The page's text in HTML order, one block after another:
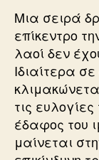
Μια σειρά
επίκεντρο
λαοί δεν
Ιδιαίτερα
τις
έδαφος του
μαίνεται